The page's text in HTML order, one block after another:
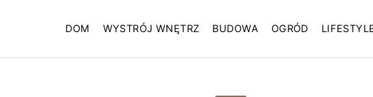
DOM WYSTRÓJ WNĘTRZ BUDOWA OGRÓD